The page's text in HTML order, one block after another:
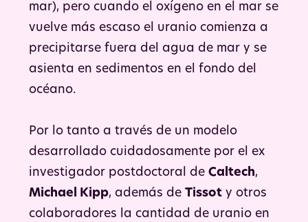
mar), pero cuando el oxígeno en el mar se
vuelve más escaso el uranio comienza a
precipitarse fuera del agua de mar y se
asienta en sedimentos en el fondo del
océano.
Por lo tanto a través de un modelo
desarrollado cuidadosamente por el ex
investigador postdoctoral de Caltech,
Michael Kipp, además de Tissot y otros
colaboradores la cantidad de uranio en